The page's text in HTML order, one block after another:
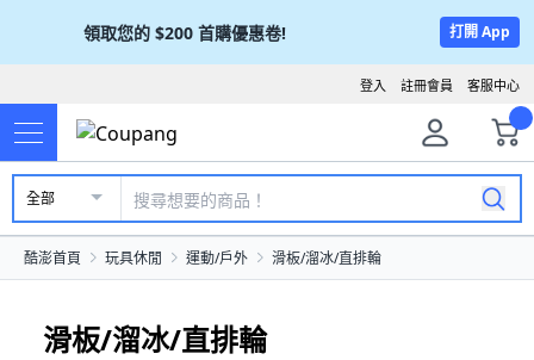
領取您的 $200 首購優惠卷! 打開 App
客服中心
註冊會員
登入
全部
酷澎首頁 玩具休閒 運動/戶外 滑板/溜冰/直排輪
滑板/溜冰/直排輪